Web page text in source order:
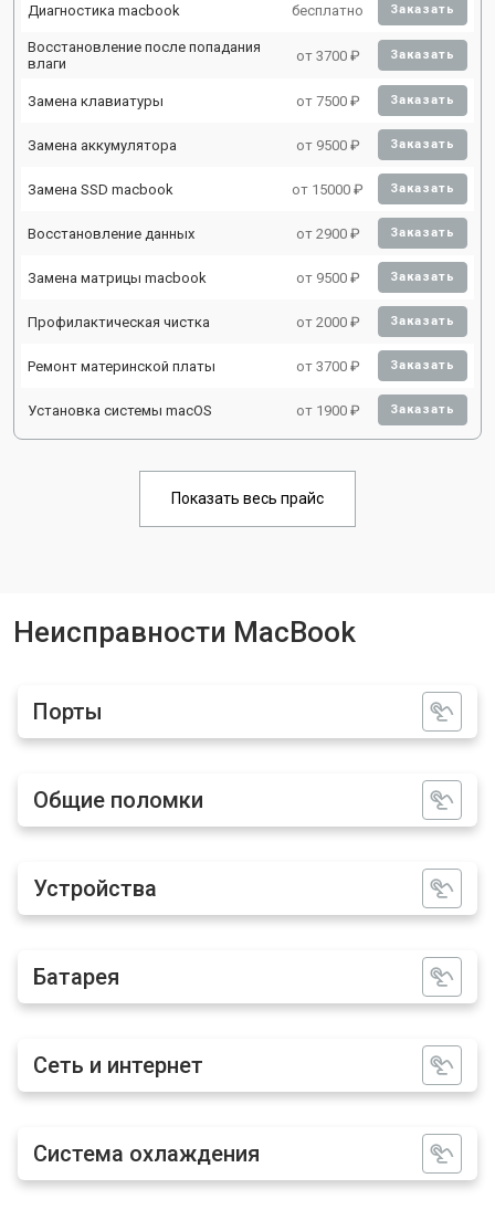
Диагностика macbook бесплатно Заказать
Восстановление после попадания
влаги
от 3700 ₽ Заказать
Замена клавиатуры от 7500 ₽ Заказать
Замена аккумулятора от 9500 ₽ Заказать
Замена SSD macbook от 15000 ₽ Заказать
Восстановление данных от 2900 ₽ Заказать
Замена матрицы macbook от 9500 ₽ Заказать
Профилактическая чистка от 2000 ₽ Заказать
Ремонт материнской платы от 3700 ₽ Заказать
Установка системы macOS от 1900 ₽ Заказать
Показать весь прайс
Неисправности MacBook
Порты
Общие поломки
Устройства
Батарея
Сеть и интернет
Система охлаждения